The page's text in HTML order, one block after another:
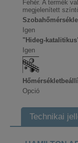
Fehér. A termék
megjelenített
Igen
"Hideg-
Igen
Opció
Technikai